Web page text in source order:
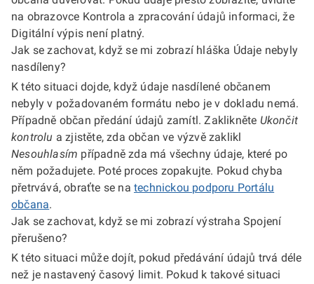
na obrazovce Kontrola a zpracování údajů informaci, že
Digitální výpis není platný.
Jak se zachovat, když se mi zobrazí hláška Údaje nebyly
nasdíleny?
K této situaci dojde, když údaje nasdílené občanem
nebyly v požadovaném formátu nebo je v dokladu nemá.
Případně občan předání údajů zamítl. Zaklikněte Ukončit
kontrolu a zjistěte, zda občan ve výzvě zaklikl
Nesouhlasím případně zda má všechny údaje, které po
něm požadujete. Poté proces zopakujte. Pokud chyba
přetrvává, obraťte se na technickou podporu Portálu
občana.
Jak se zachovat, když se mi zobrazí výstraha Spojení
přerušeno?
K této situaci může dojít, pokud předávání údajů trvá déle
než je nastavený časový limit. Pokud k takové situaci